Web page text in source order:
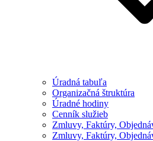
Úradná tabuľa
Organizačná štruktúra
Úradné hodiny
Cenník služieb
Zmluvy, Faktúry,
Zmluvy, Faktúry,